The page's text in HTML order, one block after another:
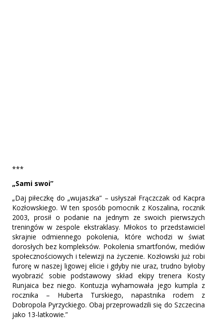
***
„Sami swoi”
„Daj piłeczkę do „wujaszka” – usłyszał Frączczak od Kacpra
Kozłowskiego. W ten sposób pomocnik z Koszalina, rocznik
2003, prosił o podanie na jednym ze swoich pierwszych
treningów w zespole ekstraklasy. Młokos to przedstawiciel
skrajnie odmiennego pokolenia, które wchodzi w świat
dorosłych bez kompleksów. Pokolenia smartfonów, mediów
społecznościowych i telewizji na życzenie. Kozłowski już robi
furorę w naszej ligowej elicie i gdyby nie uraz, trudno byłoby
wyobrazić sobie podstawowy skład ekipy trenera Kosty
Runjaica bez niego. Kontuzja wyhamowała jego kumpla z
rocznika – Huberta Turskiego, napastnika rodem z
Dobropola Pyrzyckiego. Obaj przeprowadzili się do Szczecina
jako 13-latkowie.”